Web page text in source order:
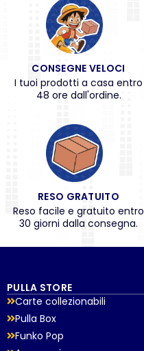
CONSEGNE VELOCI
I tuoi prodotti a casa entro
48 ore dall'ordine.
RESO GRATUITO
Reso facile e gratuito entro
30 giorni dalla consegna.
PULLA STORE
Carte collezionabili
Pulla Box
Funko Pop